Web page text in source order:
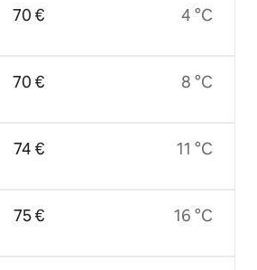
70 €
70 €
74 €
75 €
4 °C
8 °C
11 °C
16 °C